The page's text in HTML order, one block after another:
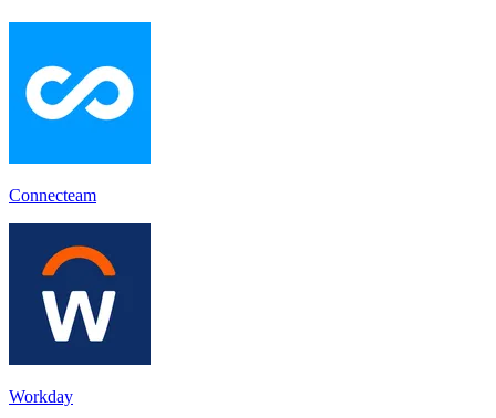
Connecteam
Workday